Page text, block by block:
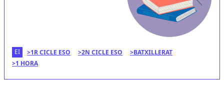
EI 1R CICLE ESO 2N CICLE ESO
BATXILLERAT
1 HORA